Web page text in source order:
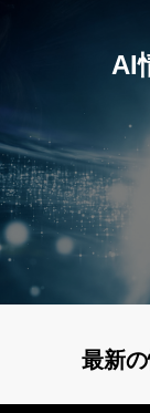
AI
最新
AICAをご契約の
AIツールアップデ